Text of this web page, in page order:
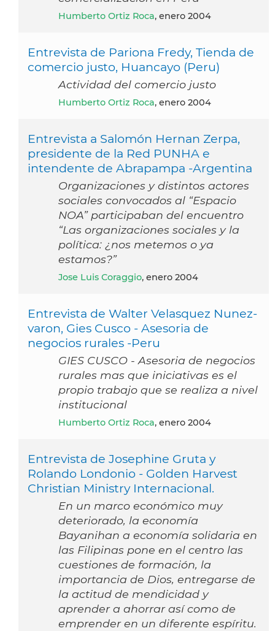
Humberto Ortiz Roca, enero 2004
Entrevista de Pariona Fredy, Tienda de
comercio justo, Huancayo (Peru)
Actividad del comercio justo
Humberto Ortiz Roca, enero 2004
Entrevista a Salomón Hernan Zerpa,
presidente de la Red PUNHA e
intendente de Abrapampa -Argentina
Organizaciones y distintos actores
sociales convocados al “Espacio
NOA” participaban del encuentro
“Las organizaciones sociales y la
política: ¿nos metemos o ya
estamos?”
Jose Luis Coraggio, enero 2004
Entrevista de Walter Velasquez Nunez-
varon, Gies Cusco - Asesoria de
negocios rurales -Peru
GIES CUSCO - Asesoria de negocios
rurales mas que iniciativas es el
propio trabajo que se realiza a nivel
institucional
Humberto Ortiz Roca, enero 2004
Entrevista de Josephine Gruta y
Rolando Londonio - Golden Harvest
Christian Ministry Internacional.
En un marco económico muy
deteriorado, la economía
Bayanihan a economía solidaria en
las Filipinas pone en el centro las
cuestiones de formación, la
importancia de Dios, entregarse de
la actitud de mendicidad y
aprender a ahorrar así como de
emprender en un diferente espíritu.